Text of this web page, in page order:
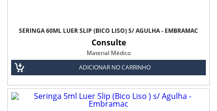
SERINGA 60ML LUER SLIP (BICO LISO) S/ AGULHA - EMBRAMAC
Consulte
Material Médico
ADICIONAR NO CARRINHO